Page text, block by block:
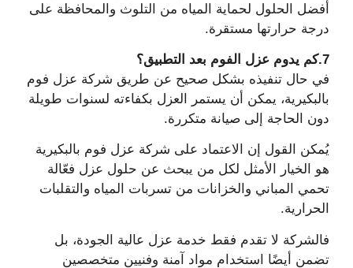
أفضل الحلول لحماية المياه من التلوث والمحافظة على
درجة حرارتها مستقرة.
7.كم يدوم عزل الفوم بعد التطبيق؟
في حال تنفيذه بشكل صحيح عن طريق شركة عزل فوم
بالبكيرية، يمكن أن يستمر العزل بكفاءته لسنوات طويلة
دون الحاجة إلى صيانة متكررة.
يُمكن القول إن الاعتماد على شركة عزل فوم بالبكيرية
هو الخيار الأمثل لكل من يبحث عن حلول عزل فعّالة
تحمي المباني والخزانات من تسربات المياه والتقلبات
الحرارية.
فالشركة لا تقدم فقط خدمة عزل عالية الجودة، بل
تضمن أيضًا استخدام مواد آمنة وفنيين متخصصين